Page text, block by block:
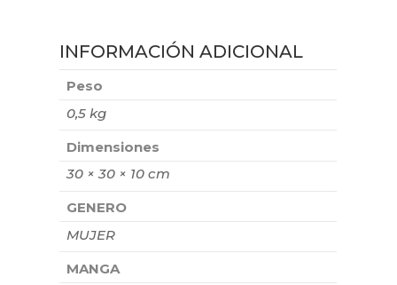
INFORMACIÓN ADICIONAL
Peso
0,5 kg
Dimensiones
30 × 30 × 10 cm
GENERO
MUJER
MANGA